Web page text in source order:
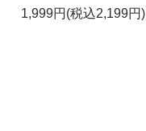
1,999円(税込2,199円)